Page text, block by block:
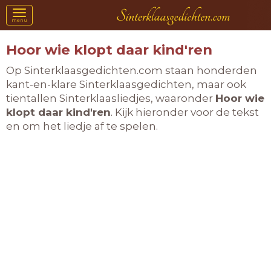
Toggle
navigation
menu
Hoor wie klopt daar kind'ren
Op Sinterklaasgedichten.com staan honderden
kant-en-klare Sinterklaasgedichten, maar ook
tientallen Sinterklaasliedjes, waaronder Hoor wie
klopt daar kind'ren. Kijk hieronder voor de tekst
en om het liedje af te spelen.